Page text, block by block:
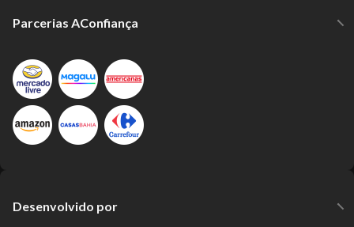
Parcerias AConfiança
Desenvolvido por